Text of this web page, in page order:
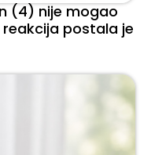
(4) nije mogao
postala je